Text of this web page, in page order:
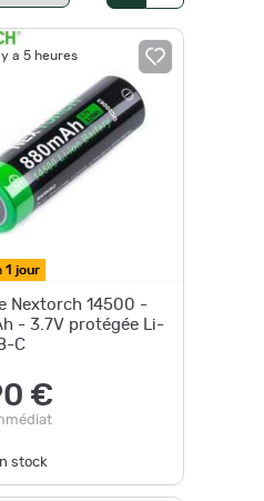
a 5 heures
1 jour
Nextorch 14500 -
- 3.7V protégée Li-
C
€
stock